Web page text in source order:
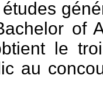
of
le
au